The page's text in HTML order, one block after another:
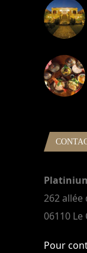
262 allée
06110 Le
Pour